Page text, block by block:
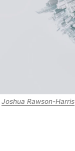
Joshua Rawson-Harris